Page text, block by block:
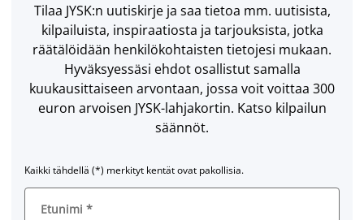
Tilaa JYSK:n uutiskirje ja saa tietoa mm. uutisista,
kilpailuista, inspiraatiosta ja tarjouksista, jotka
räätälöidään henkilökohtaisten tietojesi mukaan.
Hyväksyessäsi ehdot osallistut samalla
kuukausittaiseen arvontaan, jossa voit voittaa 300
euron arvoisen JYSK-lahjakortin. Katso kilpailun
säännöt.
Kaikki tähdellä (*) merkityt kentät ovat pakollisia.
Etunimi *